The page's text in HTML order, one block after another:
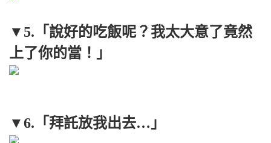
▼5.「說好的吃飯呢？我太大意了竟然
上了你的當！」
▼6.「拜託放我出去…」